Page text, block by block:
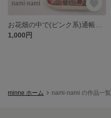
1,000円
minne ホーム nami-nami の作品一覧